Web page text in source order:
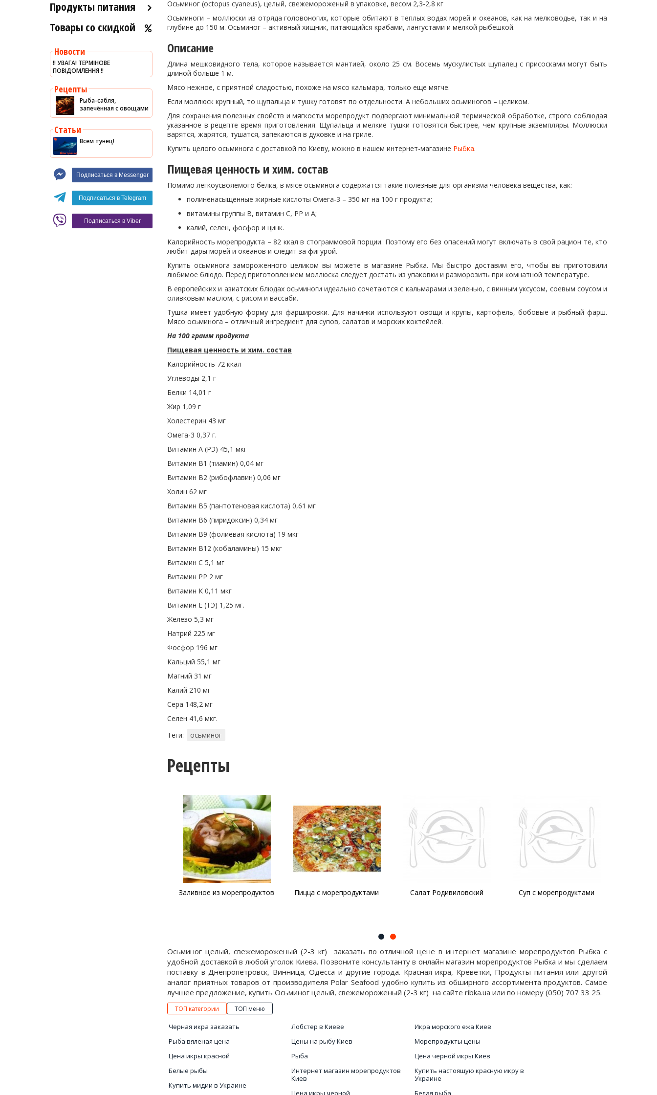
Продукты питания
Оливковое масло
Уксус
Сыры
Соусы
Сладости
Рис
Оливки
Мясные изделия
Вино
Белое вино
Красное вино
Кофе
Blaser
Товары со скидкой
Новости
‼️ УВАГА! ТЕРМІНОВЕ
ПОВІДОМЛЕННЯ ‼️
Рецепты
Рыба-сабля,
запечённая с овощами
Статьи
Всем тунец!
Подписаться в Messenger
Подписаться в Telegram
Подписаться в Viber
Осьминог (octopus cyaneus), целый, свежемороженый в упаковке, весом 2,3-2,8 кг
Осьминоги – моллюски из отряда головоногих, которые обитают в теплых водах морей и океанов, как на мелководье, так и на
глубине до 150 м. Осьминог – активный хищник, питающийся крабами, лангустами и мелкой рыбешкой.
Описание
Длина мешковидного тела, которое называется мантией, около 25 см. Восемь мускулистых щупалец с присосками могут быть
длиной больше 1 м.
Мясо нежное, с приятной сладостью, похоже на мясо кальмара, только еще мягче.
Если моллюск крупный, то щупальца и тушку готовят по отдельности. А небольших осьминогов – целиком.
Для сохранения полезных свойств и мягкости морепродукт подвергают минимальной термической обработке, строго соблюдая
указанное в рецепте время приготовления. Щупальца и мелкие тушки готовятся быстрее, чем крупные экземпляры. Моллюски
варятся, жарятся, тушатся, запекаются в духовке и на гриле.
Купить целого осьминога с доставкой по Киеву, можно в нашем интернет-магазине Рыбка.
Пищевая ценность и хим. состав
Помимо легкоусвояемого белка, в мясе осьминога содержатся такие полезные для организма человека вещества, как:
полиненасыщенные жирные кислоты Омега-3 – 350 мг на 100 г продукта;
витамины группы В, витамин С, РР и А;
калий, селен, фосфор и цинк.
Калорийность морепродукта – 82 ккал в стограммовой порции. Поэтому его без опасений могут включать в свой рацион те, кто
любит дары морей и океанов и следит за фигурой.
Купить осьминога замороженного целиком вы можете в магазине Рыбка. Мы быстро доставим его, чтобы вы приготовили
любимое блюдо. Перед приготовлением моллюска следует достать из упаковки и разморозить при комнатной температуре.
В европейских и азиатских блюдах осьминоги идеально сочетаются с кальмарами и зеленью, с винным уксусом, соевым соусом и
оливковым маслом, с рисом и вассаби.
Тушка имеет удобную форму для фаршировки. Для начинки используют овощи и крупы, картофель, бобовые и рыбный фарш.
Мясо осьминога – отличный ингредиент для супов, салатов и морских коктейлей.
На 100 грамм продукта
Пищевая ценность и хим. состав
Калорийность 72 ккал
Углеводы 2,1 г
Белки 14,01 г
Жир 1,09 г
Холестерин 43 мг
Омега-3 0,37 г.
Витамин А (РЭ) 45,1 мкг
Витамин В1 (тиамин) 0,04 мг
Витамин В2 (рибофлавин) 0,06 мг
Холин 62 мг
Витамин В5 (пантотеновая кислота) 0,61 мг
Витамин В6 (пиридоксин) 0,34 мг
Витамин В9 (фолиевая кислота) 19 мкг
Витамин В12 (кобаламины) 15 мкг
Витамин С 5,1 мг
Витамин РР 2 мг
Витамин К 0,11 мкг
Витамин Е (ТЭ) 1,25 мг.
Железо 5,3 мг
Натрий 225 мг
Фосфор 196 мг
Кальций 55,1 мг
Магний 31 мг
Калий 210 мг
Сера 148,2 мг
Селен 41,6 мкг.
Теги:
осьминог
Рецепты
Заливное из морепродуктов Пицца с морепродуктами Салат Родивиловский Суп с морепродуктами
Осьминог целый, свежемороженый (2-3 кг) заказать по отличной цене в интернет магазине морепродуктов Рыбка с
удобной доставкой в любой уголок Киева. Позвоните консультанту в онлайн магазин морепродуктов Рыбка и мы сделаем
поставку в Днепропетровск, Винница, Одесса и другие города. Красная икра, Креветки, Продукты питания или другой
аналог приятных товаров от производителя Polar Seafood удобно купить из обширного ассортимента продуктов. Самое
лучшее предложение, купить Осьминог целый, свежемороженый (2-3 кг) на сайте ribka.ua или по номеру (050) 707 33 25.
ТОП категории ТОП меню
Черная икра заказать
Рыба вяленая цена
Цена икры красной
Белые рыбы
Купить мидии в Украине
Лобстер в Киеве
Цены на рыбу Киев
Рыба
Интернет магазин морепродуктов
Киев
Цена икры черной
Икра морского ежа Киев
Морепродукты цены
Цена черной икры Киев
Купить настоящую красную икру в
Украине
Белая рыба